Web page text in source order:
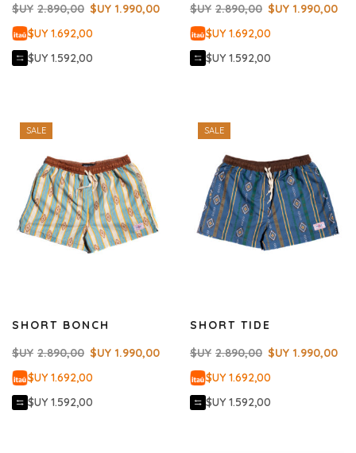
$UY 2.890,00 $UY 1.990,00
$UY 1.692,00
$UY 1.592,00
$UY 2.890,00 $UY 1.990,00
$UY 1.692,00
$UY 1.592,00
SALE
SHORT BONCH
$UY 2.890,00 $UY 1.990,00
$UY 1.692,00
$UY 1.592,00
SALE
SHORT TIDE
$UY 2.890,00 $UY 1.990,00
$UY 1.692,00
$UY 1.592,00